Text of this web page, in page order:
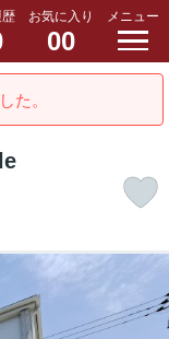
お気に入り
00
メニュー
た。